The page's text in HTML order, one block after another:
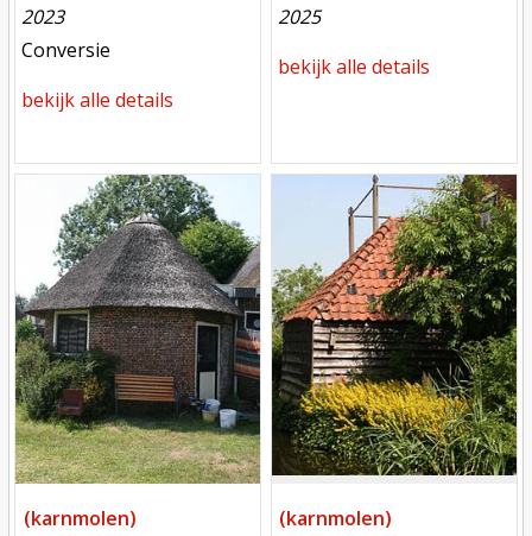
2023
meest recente aanpassing
Conversie
bekijk alle details
2025
bekijk alle details
(karnmolen)
(karnmolen)